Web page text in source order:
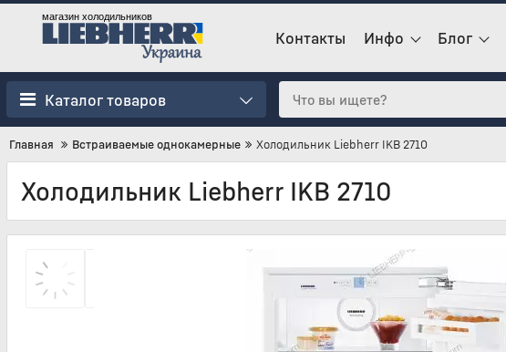
магазин холодильников
Контакты Инфо Блог
Каталог товаров
Главная Встраиваемые однокамерные Холодильник Liebherr IKB 2710
Холодильник Liebherr IKB 2710